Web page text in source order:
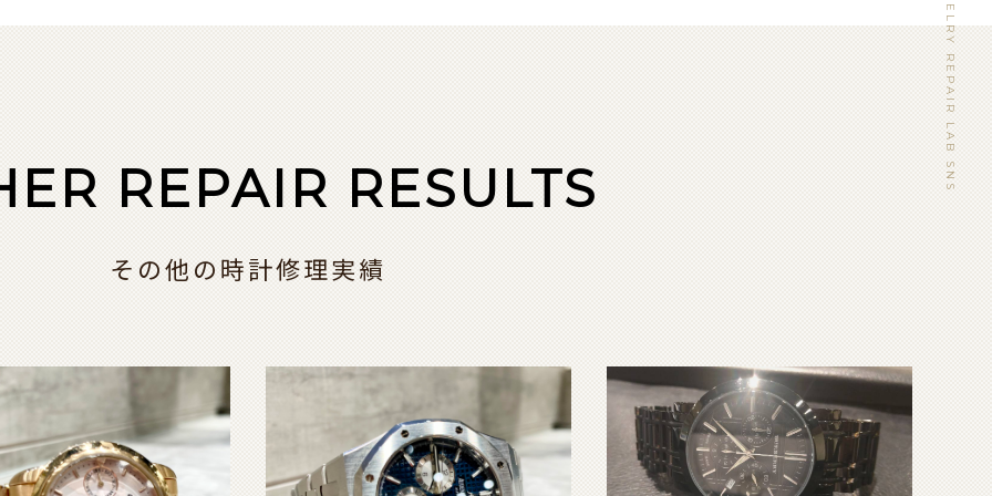
REPAIR RESULTS
その他の時計修理実績